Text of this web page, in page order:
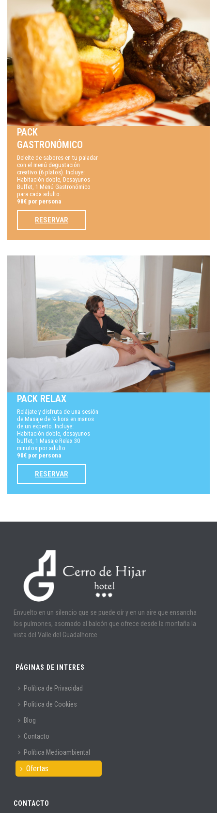
PACK
GASTRONÓMICO
Deleite de sabores en tu paladar
con el menú degustación
creativo (6 platos). Incluye:
Habitación doble, Desayunos
Buffet, 1 Menú Gastronómico
para cada adulto.
98€ por persona
RESERVAR
PACK RELAX
Relájate y disfruta de una sesión
de Masaje de ½ hora en manos
de un experto. Incluye:
Habitación doble, desayunos
buffet, 1 Masaje Relax 30
minutos por adulto.
90€ por persona
RESERVAR
Envuelto en un silencio que se puede oír y en un aire que ensancha
los pulmones, asomado al balcón que ofrece desde la montaña la
vista del Valle del Guadalhorce
PÁGINAS DE INTERES
Política de Privacidad
Politica de Cookies
Blog
Contacto
Política Medioambiental
Ofertas
CONTACTO